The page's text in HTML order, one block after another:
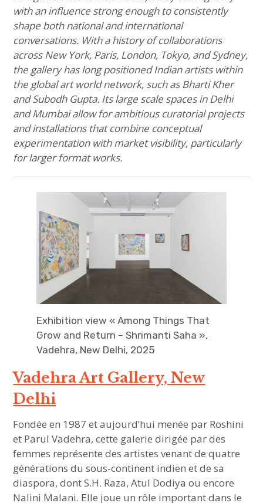
with an influence strong enough to consistently
shape both national and international
conversations. With a history of collaborations
across New York, Paris, London, Tokyo, and Sydney,
the gallery has long positioned Indian artists within
the global art world network, such as Bharti Kher
and Subodh Gupta. Its large scale spaces in Delhi
and Mumbai allow for ambitious curatorial projects
and installations that combine conceptual
experimentation with market visibility, particularly
for larger format works.
Exhibition view « Among Things That
Grow and Return – Shrimanti Saha »,
Vadehra, New Delhi, 2025
Vadehra Art Gallery, New
Delhi
Fondée en 1987 et aujourd’hui menée par Roshini
et Parul Vadehra, cette galerie dirigée par des
femmes représente des artistes venant de quatre
générations du sous-continent indien et de sa
diaspora, dont S.H. Raza, Atul Dodiya ou encore
Nalini Malani. Elle joue un rôle important dans le